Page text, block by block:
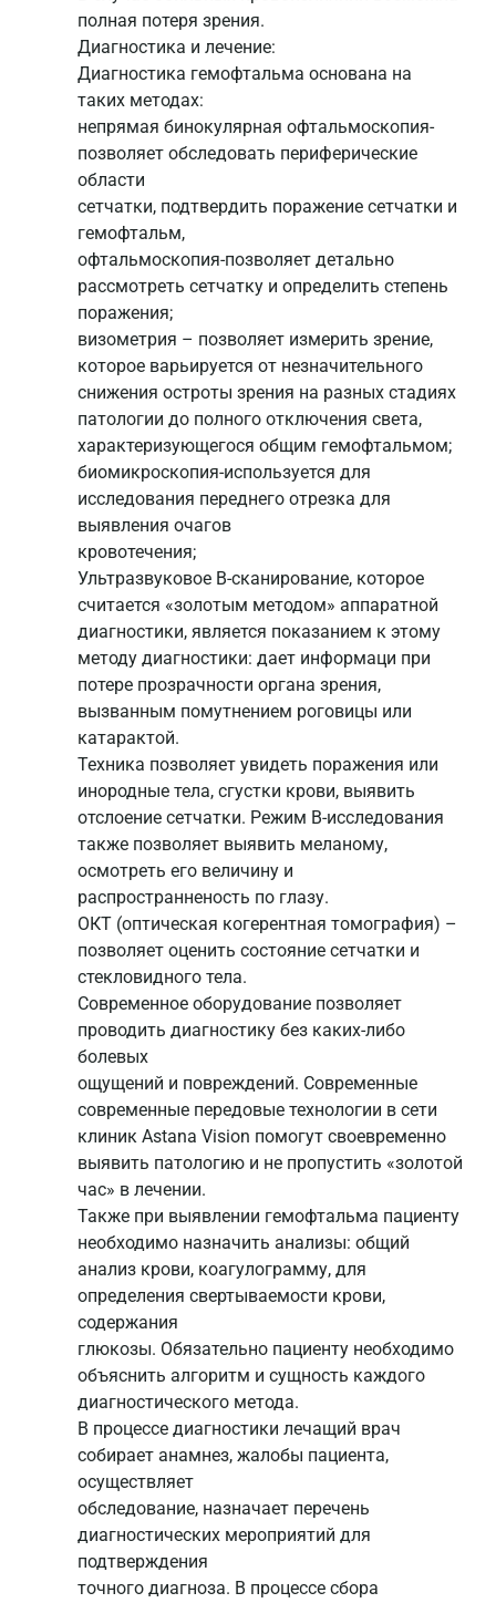
полная потеря зрения.
Диагностика и лечение:
Диагностика гемофтальма основана на
таких методах:
непрямая бинокулярная офтальмоскопия-
позволяет обследовать периферические
области
сетчатки, подтвердить поражение сетчатки и
гемофтальм,
офтальмоскопия-позволяет детально
рассмотреть сетчатку и определить степень
поражения;
визометрия – позволяет измерить зрение,
которое варьируется от незначительного
снижения остроты зрения на разных стадиях
патологии до полного отключения света,
характеризующегося общим гемофтальмом;
биомикроскопия-используется для
исследования переднего отрезка для
выявления очагов
кровотечения;
Ультразвуковое B-сканирование, которое
считается «золотым методом» аппаратной
диагностики, является показанием к этому
методу диагностики: дает информаци при
потере прозрачности органа зрения,
вызванным помутнением роговицы или
катарактой.
Техника позволяет увидеть поражения или
инородные тела, сгустки крови, выявить
отслоение сетчатки. Режим B-исследования
также позволяет выявить меланому,
осмотреть его величину и
распространненость по глазу.
ОКТ (оптическая когерентная томография) –
позволяет оценить состояние сетчатки и
стекловидного тела.
Современное оборудование позволяет
проводить диагностику без каких-либо
болевых
ощущений и повреждений. Современные
современные передовые технологии в сети
клиник Astana Vision помогут своевременно
выявить патологию и не пропустить «золотой
час» в лечении.
Также при выявлении гемофтальма пациенту
необходимо назначить анализы: общий
анализ крови, коагулограмму, для
определения свертываемости крови,
содержания
глюкозы. Обязательно пациенту необходимо
объяснить алгоритм и сущность каждого
диагностического метода.
В процессе диагностики лечащий врач
собирает анамнез, жалобы пациента,
осуществляет
обследование, назначает перечень
диагностических мероприятий для
подтверждения
точного диагноза. В процессе сбора